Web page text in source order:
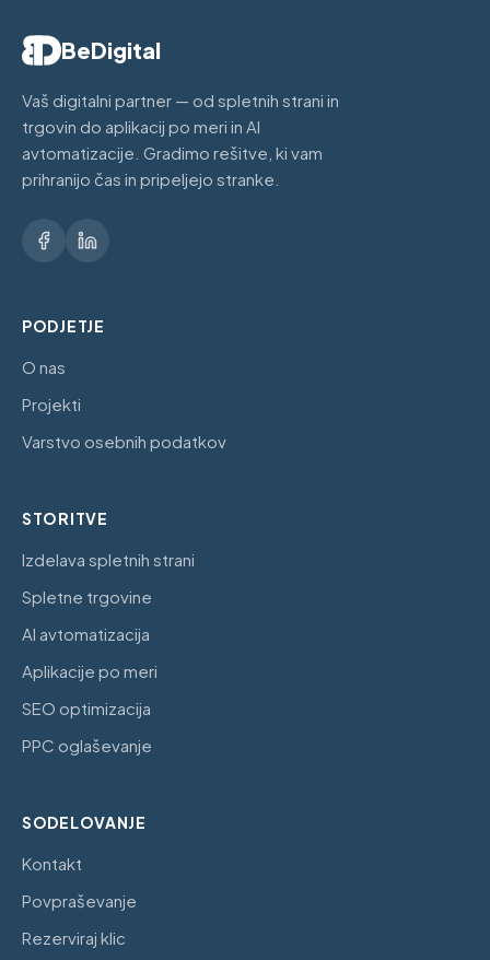
BeDigital
Vaš digitalni partner — od spletnih strani in
trgovin do aplikacij po meri in AI
avtomatizacije. Gradimo rešitve, ki vam
prihranijo čas in pripeljejo stranke.
PODJETJE
O nas
Projekti
Varstvo osebnih podatkov
STORITVE
Izdelava spletnih strani
Spletne trgovine
AI avtomatizacija
Aplikacije po meri
SEO optimizacija
PPC oglaševanje
SODELOVANJE
Kontakt
Povpraševanje
Rezerviraj klic